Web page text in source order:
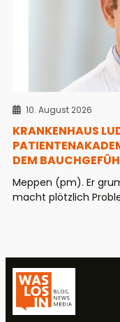
10. August 2026
KRANKENHAUS
DEM
Meppen (pm). Er
macht plötzlich